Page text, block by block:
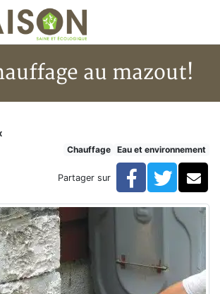
au mazout!
au mazout!
Chauffage
Eau et environnement
Partager sur Facebook